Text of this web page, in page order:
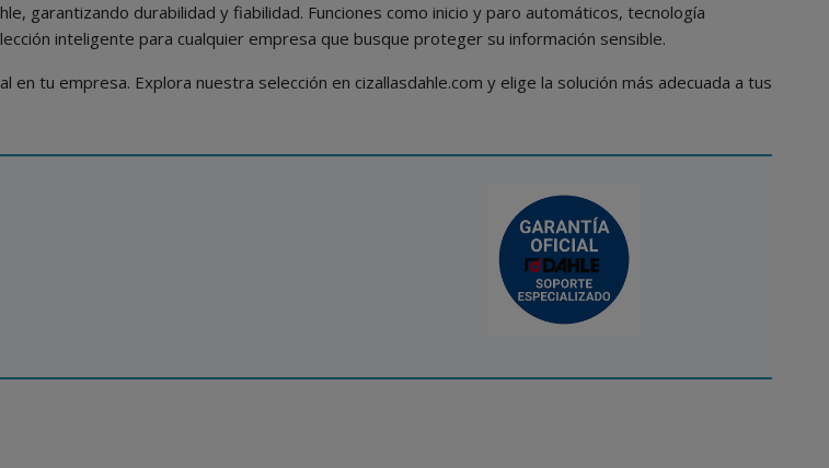
garantizando durabilidad y fiabilidad. Funciones como inicio y paro automáticos, tecnología
inteligente para cualquier empresa que busque proteger su información sensible.
tu empresa. Explora nuestra selección en cizallasdahle.com y elige la solución más adecuada a tus